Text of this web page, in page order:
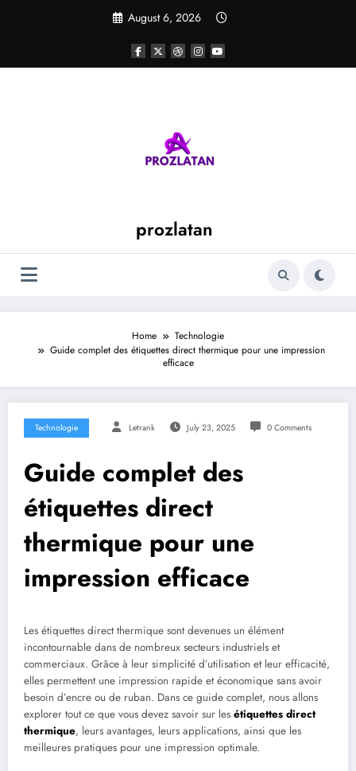
August 6, 2026
prozlatan
Home
Technologie
Guide complet des étiquettes direct thermique pour une impression
efficace
Technologie Letrank July 23, 2025 0 Comments
Guide complet des
étiquettes direct
thermique pour une
impression efficace
Les étiquettes direct thermique sont devenues un élément
incontournable dans de nombreux secteurs industriels et
commerciaux. Grâce à leur simplicité d’utilisation et leur efficacité,
elles permettent une impression rapide et économique sans avoir
besoin d’encre ou de ruban. Dans ce guide complet, nous allons
explorer tout ce que vous devez savoir sur les étiquettes direct
thermique, leurs avantages, leurs applications, ainsi que les
meilleures pratiques pour une impression optimale.